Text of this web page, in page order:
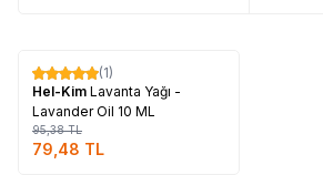
%17
(1)
Hel-Kim Lavanta Yağı -
Lavander Oil 10 ML
95,38TL
79,48 TL